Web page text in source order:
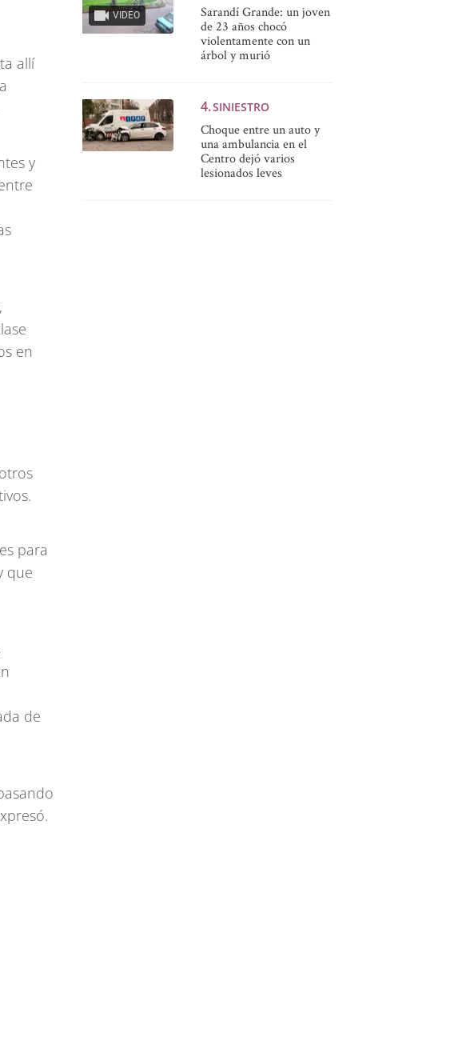
allí
y
en
para
que
de
VIDEO
Sarandí Grande: un joven
de 23 años chocó
violentamente con un
árbol y murió
SINIESTRO
Choque entre un auto y
una ambulancia en el
Centro dejó varios
lesionados leves